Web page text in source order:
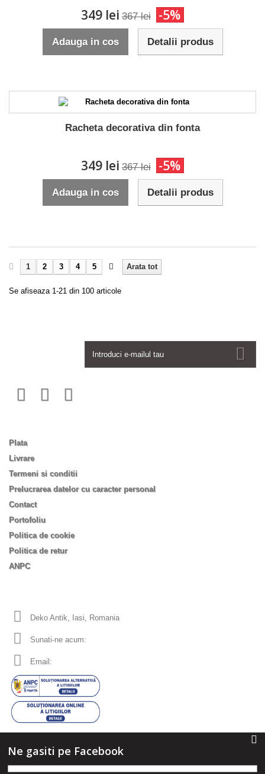
349 lei 367 lei -5%
Adauga in cos Detalii produs
Racheta decorativa din fonta
349 lei 367 lei -5%
Adauga in cos Detalii produs
Arata tot
1 2 3 4 5
Se afiseaza 1-21 din 100 articole
Plata
Livrare
Termeni si conditii
Prelucrarea datelor cu caracter personal
Contact
Portofoliu
Politica de cookie
Politica de retur
ANPC
Deko Antik, Iasi, Romania
Sunati-ne acum:
Email:
Ne gasiti pe Facebook